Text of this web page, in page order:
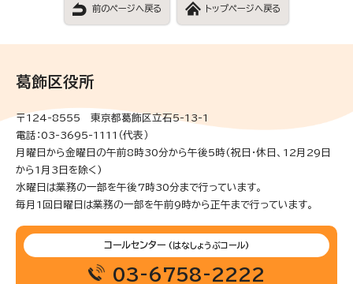
前のページへ戻る トップページへ戻る
葛飾区役所
〒124-8555 東京都葛飾区立石5-13-1
電話：03-3695-1111（代表）
月曜日から金曜日の午前8時30分から午後5時(祝日・休日、12月29日
から1月3日を除く)
水曜日は業務の一部を午後7時30分まで行っています。
毎月1回日曜日は業務の一部を午前9時から正午まで行っています。
コールセンター (はなしょうぶコール)
03-6758-2222